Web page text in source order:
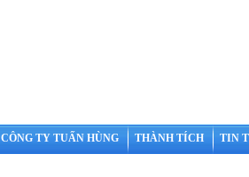
CÔNG TY TUẤN HÙNG THÀNH TÍCH TIN